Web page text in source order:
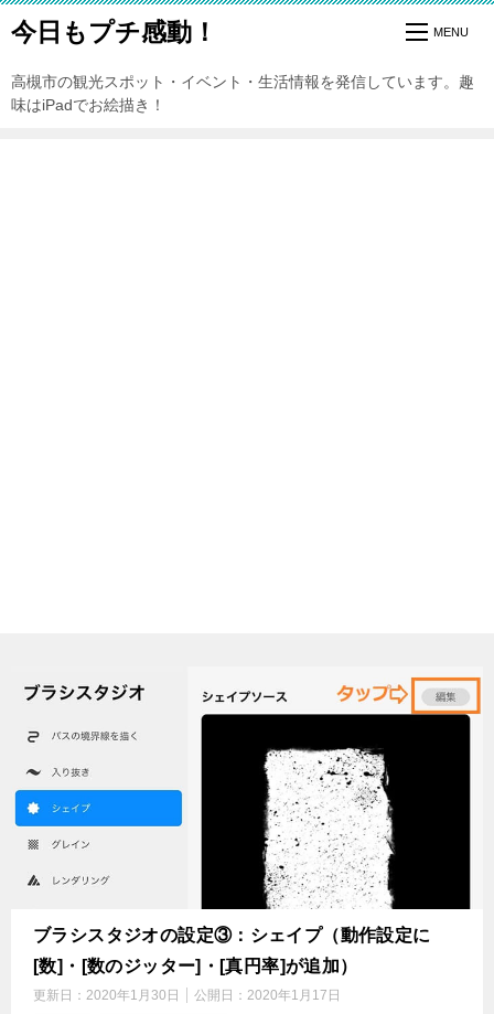
今日もプチ感動！
高槻市の観光スポット・イベント・生活情報を発信しています。趣
味はiPadでお絵描き！
ブラシスタジオの設定③：シェイプ（動作設定に
[数]・[数のジッター]・[真円率]が追加）
更新日： 2020年1月30日 公開日： 2020年1月17日